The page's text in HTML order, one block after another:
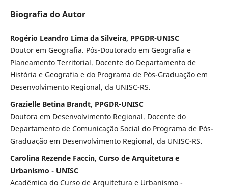
Biografia do Autor
Rogério Leandro Lima da Silveira, PPGDR-UNISC
Doutor em Geografia. Pós-Doutorado em Geografia e
Planeamento Territorial. Docente do Departamento de
História e Geografia e do Programa de Pós-Graduação em
Desenvolvimento Regional, da UNISC-RS.
Grazielle Betina Brandt, PPGDR-UNISC
Doutora em Desenvolvimento Regional. Docente do
Departamento de Comunicação Social do Programa de Pós-
Graduação em Desenvolvimento Regional, da UNISC-RS.
Carolina Rezende Faccin, Curso de Arquitetura e
Urbanismo - UNISC
Acadêmica do Curso de Arquitetura e Urbanismo -